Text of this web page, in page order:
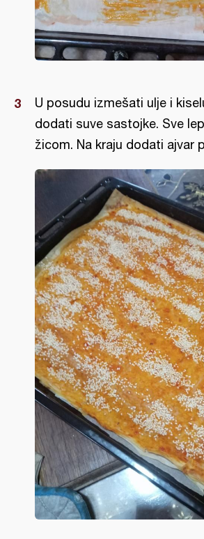
U posudu izmešati ulje i
dodati suve sastojke. Sve
žicom. Na kraju dodati ajvar